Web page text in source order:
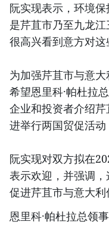
阮实现表示，环境
是芹苴市乃至九龙
很高兴看到意方对这
为加强芹苴市与意
希望恩里科·帕杜拉
企业和投资者介绍
进举行两国贸促活动
阮实现对双方拟在
表示欢迎，并强调，
促进芹苴市与意大利
恩里科·帕杜拉总领